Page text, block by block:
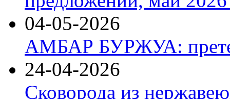
04-05-2026
АМБАР БУРЖУА:
24-04-2026
Сковорода из